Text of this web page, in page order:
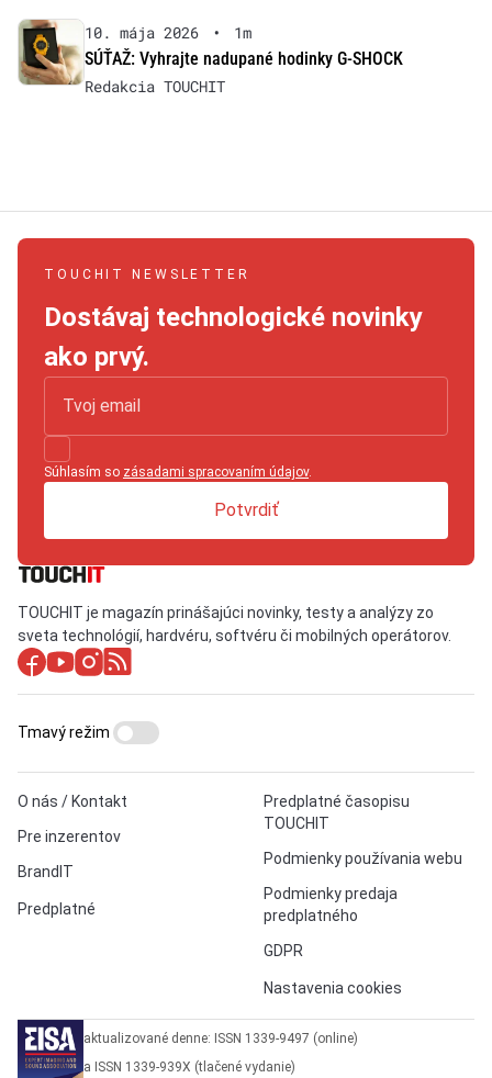
10. mája 2026 •
1m
SÚŤAŽ: Vyhrajte nadupané hodinky G-SHOCK
Redakcia TOUCHIT
TOUCHIT NEWSLETTER
Dostávaj technologické novinky
ako prvý.
Súhlasím so zásadami spracovaním údajov.
Potvrdiť
TOUCHIT je magazín prinášajúci novinky, testy a analýzy zo
sveta technológií, hardvéru, softvéru či mobilných operátorov.
O nás / Kontakt
Pre inzerentov
BrandIT
Predplatné
Predplatné časopisu
TOUCHIT
Podmienky používania webu
Podmienky predaja
predplatného
GDPR
Nastavenia cookies
Tmavý režim
aktualizované denne: ISSN 1339-9497 (online)
a ISSN 1339-939X (tlačené vydanie)